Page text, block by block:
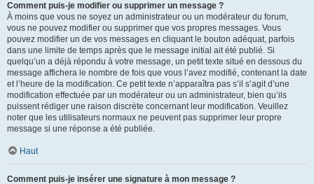
Comment puis-je modifier ou supprimer un message ?
À moins que vous ne soyez un administrateur ou un modérateur du forum,
vous ne pouvez modifier ou supprimer que vos propres messages. Vous
pouvez modifier un de vos messages en cliquant le bouton adéquat, parfois
dans une limite de temps après que le message initial ait été publié. Si
quelqu’un a déjà répondu à votre message, un petit texte situé en dessous du
message affichera le nombre de fois que vous l’avez modifié, contenant la date
et l’heure de la modification. Ce petit texte n’apparaîtra pas s’il s’agit d’une
modification effectuée par un modérateur ou un administrateur, bien qu’ils
puissent rédiger une raison discrète concernant leur modification. Veuillez
noter que les utilisateurs normaux ne peuvent pas supprimer leur propre
message si une réponse a été publiée.
Haut
Comment puis-je insérer une signature à mon message ?